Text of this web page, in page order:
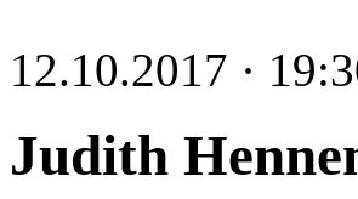
12.10.2017 ·
Judith